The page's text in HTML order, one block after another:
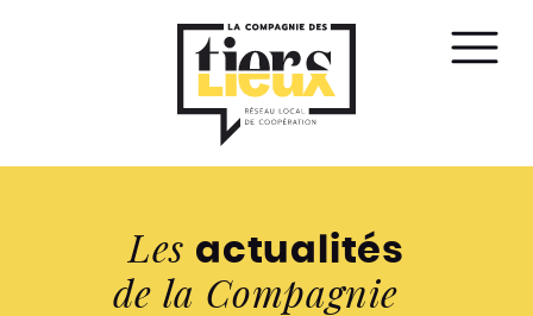
le
Les actualités
de la Compagnie